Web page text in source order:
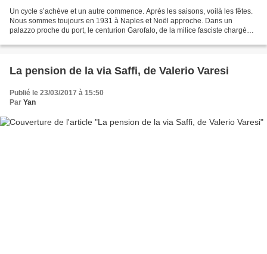
Un cycle s’achève et un autre commence. Après les saisons, voilà les fêtes.
Nous sommes toujours en 1931 à Naples et Noël approche. Dans un
palazzo proche du port, le centurion Garofalo, de la milice fasciste chargée
La pension de la via Saffi, de Valerio Varesi
Publié le 23/03/2017 à 15:50
Par Yan